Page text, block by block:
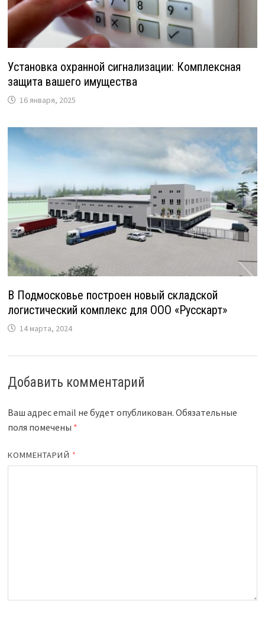
Установка охранной сигнализации: Комплексная
защита вашего имущества
16 января, 2025
В Подмосковье построен новый складской
логистический комплекс для ООО «Русскарт»
14 марта, 2024
Добавить комментарий
Ваш адрес email не будет опубликован. Обязательные
поля помечены *
КОММЕНТАРИЙ *